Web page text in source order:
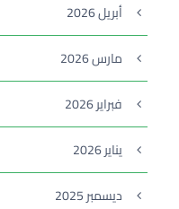
أبريل 2026
مارس 2026
فبراير 2026
يناير 2026
ديسمبر 2025